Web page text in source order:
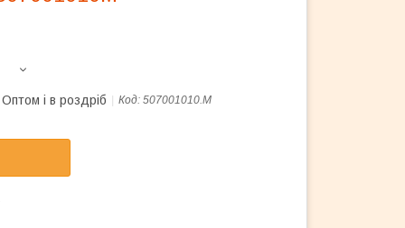
Оптом і в роздріб Код: 507001010.M